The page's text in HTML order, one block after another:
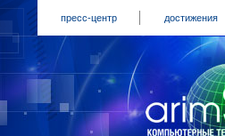
пресс-центр достижения